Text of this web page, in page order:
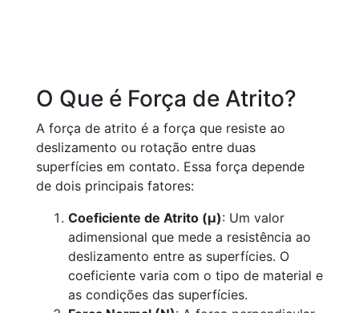
O Que é Força de Atrito?
A força de atrito é a força que resiste ao
deslizamento ou rotação entre duas
superfícies em contato. Essa força depende
de dois principais fatores:
Coeficiente de Atrito (μ): Um valor
adimensional que mede a resistência ao
deslizamento entre as superfícies. O
coeficiente varia com o tipo de material e
as condições das superfícies.